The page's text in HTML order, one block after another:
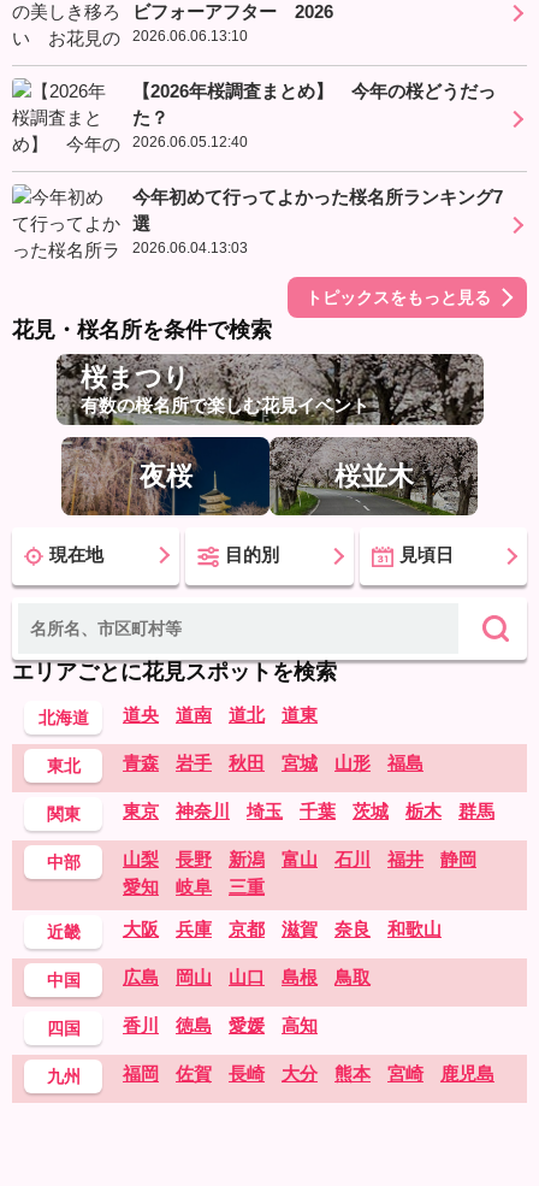
ビフォーアフター 2026
2026.06.06.13:10
【2026年桜調査まとめ】 今年の桜どうだっ
た？
2026.06.05.12:40
今年初めて行ってよかった桜名所ランキング7
選
2026.06.04.13:03
トピックスをもっと見る
花見・桜名所を条件で検索
桜まつり
有数の桜名所で楽しむ花見イベント
夜桜 桜並木
現在地 目的別 見頃日
エリアごとに花見スポットを検索
北海道 道央 道南 道北 道東
東北 青森 岩手 秋田 宮城 山形 福島
関東 東京 神奈川 埼玉 千葉 茨城 栃木 群馬
中部 山梨 長野 新潟 富山 石川 福井
静岡
愛知
岐阜 三重
近畿 大阪 兵庫 京都 滋賀 奈良 和歌山
中国 広島 岡山 山口 島根 鳥取
四国 香川 徳島 愛媛 高知
九州 福岡 佐賀 長崎 大分 熊本 宮崎 鹿児島